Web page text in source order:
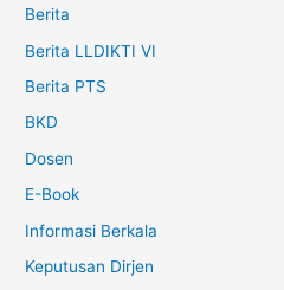
Berita
Berita LLDIKTI VI
Berita PTS
BKD
Dosen
E-Book
Informasi Berkala
Keputusan Dirjen